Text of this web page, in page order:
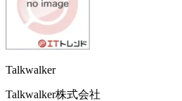
Talkwalker
Talkwalker株式会社